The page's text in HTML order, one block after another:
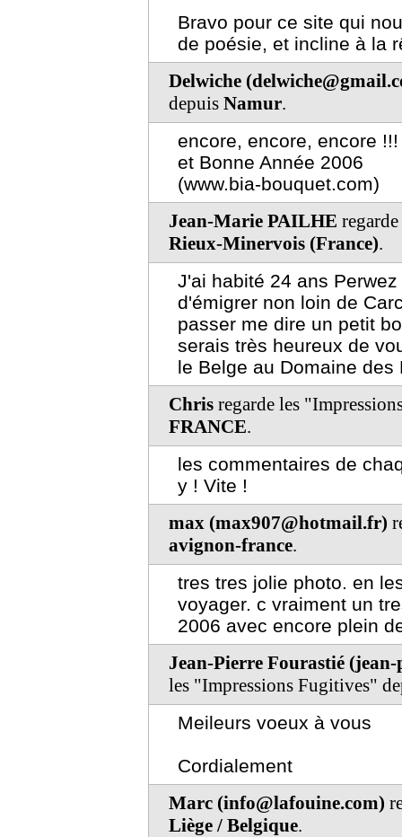
Bravo pour ce site qui
de poésie, et incline à la
Delwiche
depuis Namur.
encore, encore, encore !!!
et Bonne Année 2006
(www.bia-bouquet.com)
Jean-Marie PAILHE
Rieux-Minervois (France).
J'ai habité 24 ans
d'émigrer non loin de
passer me dire un petit
serais très heureux de
le Belge au Domaine
Chris regarde les
FRANCE.
les commentaires de
y ! Vite !
max (max907@hotmail.fr)
avignon-france.
tres tres jolie photo. en
voyager. c vraiment un
2006 avec encore plein
Jean-Pierre Fourastié
les "Impressions Fugitives"
Meileurs voeux à vous
Cordialement
Marc (info@lafouine.com)
Liège / Belgique.